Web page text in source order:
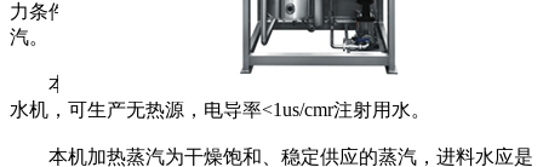
力条件下，通过调节出口阀，可以得到不同背压和流量的纯蒸
汽。
本机只要加上一只同材料制造的冷凝器，即成为一台蒸馏
水机，可生产无热源，电导率<1us/cmr注射用水。
本机加热蒸汽为干燥饱和、稳定供应的蒸汽，进料水应是